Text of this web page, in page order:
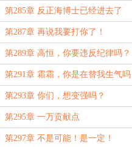
第285章 反正海博士已经进去了
第287章 再说我要打你了！
第289章 高恒，你要违反纪律吗？
第291章 霜霜，你是在替我生气吗
第293章 你们，想变强吗？
第295章 一万贡献点
第297章 不是可能！是一定！